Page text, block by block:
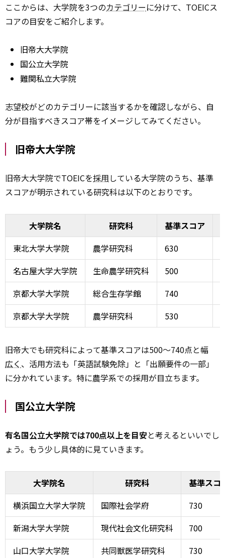
ここからは、大学院を3つのカテゴリーに分けて、TOEICス
コアの目安をご紹介します。
旧帝大大学院
国公立大学院
難関私立大学院
志望校がどのカテゴリーに該当するかを確認しながら、自
分が目指すべきスコア帯をイメージしてみてください。
旧帝大大学院
旧帝大大学院でTOEICを採用している大学院のうち、基準
スコアが明示されている研究科は以下のとおりです。
大学院名 研究科
基準スコア
東北大学大学院
農学研究科 630
名古屋大学大学院
生命農学研究科 500
京都大学大学院
総合生存学館 740
京都大学大学院
農学研究科 530
旧帝大でも研究科によって基準スコアは500〜740点と幅
広く 、活用方法も「英語試験免除」と「出願要件の一部」
に分かれています。特に農学系での採用が目立ちます。
国公立大学院
有名国公立大学院では700点以上を目安と考えるといいでし
ょう。もう少し具体的に見ていきます。
大学院名 研究科
基準スコ
横浜国立大学大学院
国際社会学府
730
新潟大学大学院
現代社会文化研究科
700
山口大学大学院
共同獣医学研究科 730